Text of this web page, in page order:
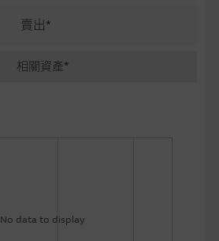
賣出*
相關資產*
No data to display